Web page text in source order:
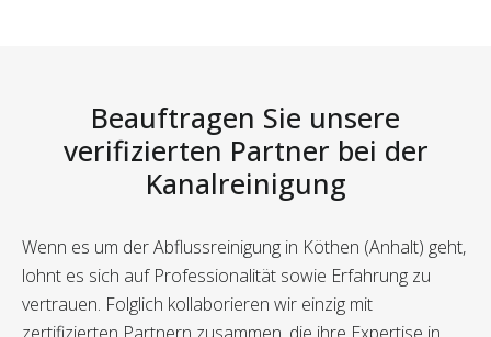
Beauftragen Sie unsere
verifizierten Partner bei der
Kanalreinigung
Wenn es um der Abflussreinigung in Köthen (Anhalt) geht,
lohnt es sich auf Professionalität sowie Erfahrung zu
vertrauen. Folglich kollaborieren wir einzig mit